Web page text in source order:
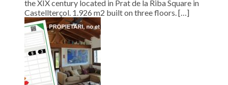
the XIX century located in Prat de la Riba Square in
Castellterçol. 1.926 m2 built on three floors.[…]